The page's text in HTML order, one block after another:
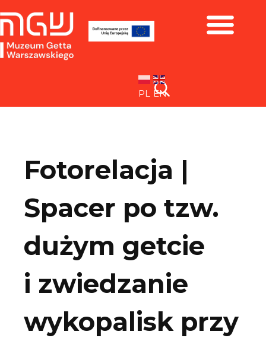
PL EN
Fotorelacja |
Spacer po tzw.
dużym getcie
i zwiedzanie
wykopalisk przy